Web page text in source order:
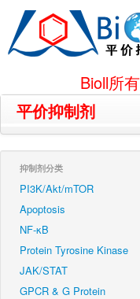
Bioll所
平价抑制剂
抑制剂分类
PI3K/Akt/mTOR
Apoptosis
NF-κB
Protein Tyrosine Kinase
JAK/STAT
GPCR & G Protein